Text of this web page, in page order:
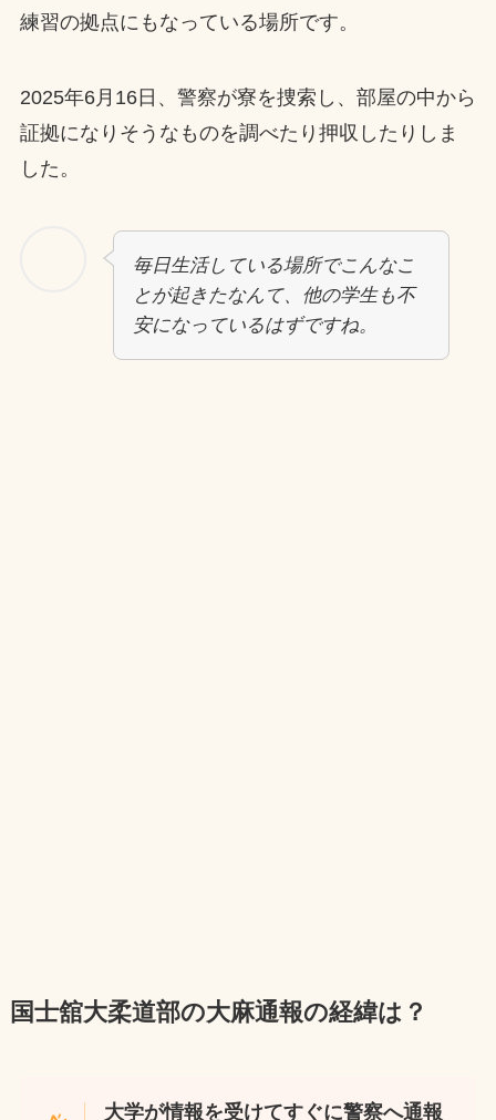
練習の拠点にもなっている場所です。
2025年6月16日、警察が寮を捜索し、部屋の中から
証拠になりそうなものを調べたり押収したりしま
した。
毎日生活している場所でこんなこ
とが起きたなんて、他の学生も不
安になっているはずですね。
国士舘大柔道部の大麻通報の経緯は？
大学が情報を受けてすぐに警察へ通報